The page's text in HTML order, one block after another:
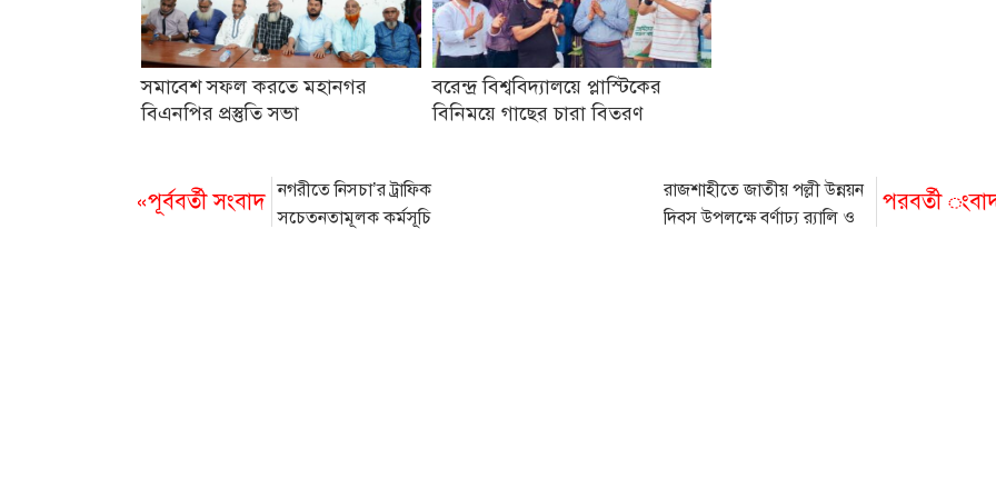
সমাবেশ সফল করতে মহানগর
বিএনপির প্রস্তুতি সভা
বরেন্দ্র বিশ্ববিদ্যালয়ে প্লাস্টিকের
বিনিময়ে গাছের চারা বিতরণ
«পূর্ববর্তী সংবাদ নগরীতে নিসচা’র ট্রাফিক
সচেতনতামূলক কর্মসূচি
পরবর্তী
রাজশাহীতে জাতীয় পল্লী উন্নয়ন
দিবস উপলক্ষে বর্ণাঢ্য র‌্যালি ও